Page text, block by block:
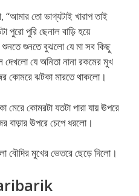
তো ভাগ্যটাই খারাপ তাই
পুরো পুরি ছেনাল বাড়ি হয়ে
শুনতে বুঝলো যে মা সব কিছু
যে অনিতা নানা রকমের মুখ
কোমরে ঝটকা মারতে থাকলো।
কোমরটা যতটা পারা যায় ঊপরে
বাড়ার ঊপরে চেপে ধরলো।
বৌদির মুখের ভেতরে ছেড়ে দিলো।